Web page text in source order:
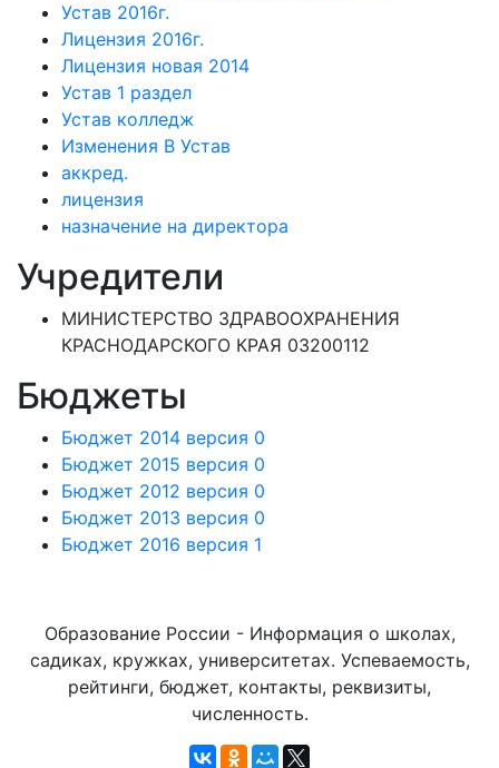
Устав 2016г.
Лицензия 2016г.
Лицензия новая 2014
Устав 1 раздел
Устав колледж
Изменения В Устав
аккред.
лицензия
назначение на директора
Учредители
МИНИСТЕРСТВО ЗДРАВООХРАНЕНИЯ
КРАСНОДАРСКОГО КРАЯ 03200112
Бюджеты
Бюджет 2014 версия 0
Бюджет 2015 версия 0
Бюджет 2012 версия 0
Бюджет 2013 версия 0
Бюджет 2016 версия 1
Образование России - Информация о школах,
садиках, кружках, университетах. Успеваемость,
рейтинги, бюджет, контакты, реквизиты,
численность.